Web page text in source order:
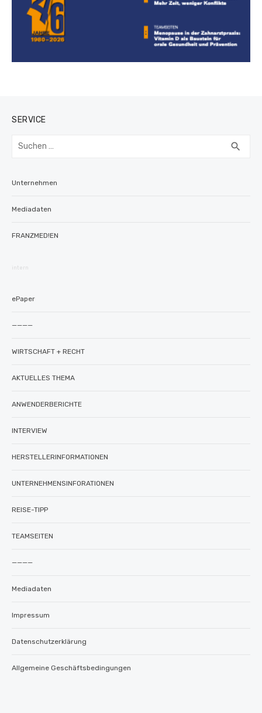
SERVICE
Suchen
search
Unternehmen
Mediadaten
FRANZMED!EN
intern
ePaper
————
WIRTSCHAFT + RECHT
AKTUELLES THEMA
ANWENDERBERICHTE
INTERVIEW
HERSTELLERINFORMATIONEN
UNTERNEHMENSINFORATIONEN
REISE-TIPP
TEAMSEITEN
————
Mediadaten
Impressum
Datenschutzerklärung
Allgemeine Geschäftsbedingungen